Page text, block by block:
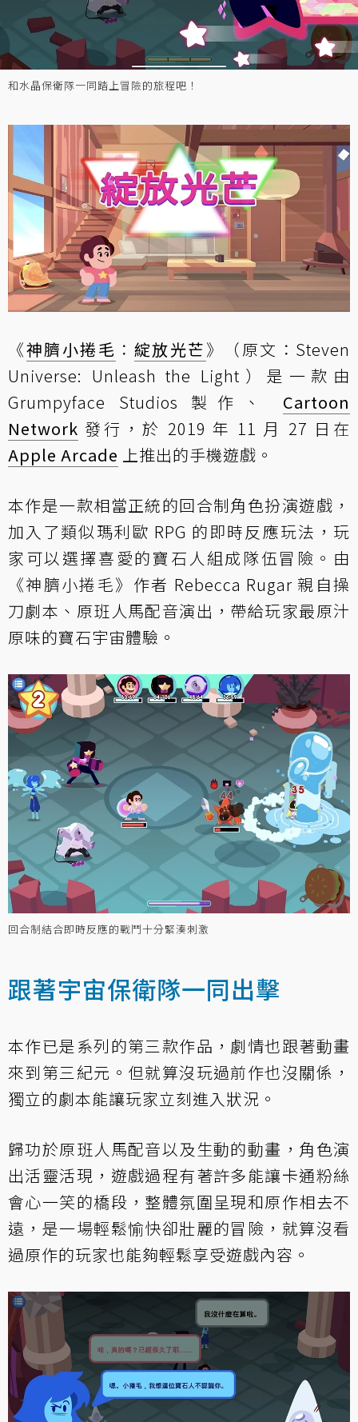
和水晶保衛隊一同踏上冒險的旅程吧！
《神臍小捲毛 ： 綻放光芒》（原文：Steven
Universe: Unleash the Light）是一款由
Grumpyface Studios 製作、 Cartoon
Network 發行，於 2019 年 11 月 27 日在
Apple Arcade 上推出的手機遊戲。
本作是一款相當正統的回合制角色扮演遊戲，
加入了類似瑪利歐 RPG 的即時反應玩法，玩
家可以選擇喜愛的寶石人組成隊伍冒險。由
《神臍小捲毛》作者 Rebecca Rugar 親自操
刀劇本、原班人馬配音演出，帶給玩家最原汁
原味的寶石宇宙體驗。
回合制結合即時反應的戰鬥十分緊湊刺激
跟著宇宙保衛隊一同出擊
本作已是系列的第三款作品，劇情也跟著動畫
來到第三紀元。但就算沒玩過前作也沒關係，
獨立的劇本能讓玩家立刻進入狀況。
歸功於原班人馬配音以及生動的動畫，角色演
出活靈活現，遊戲過程有著許多能讓卡通粉絲
會心一笑的橋段，整體氛圍呈現和原作相去不
遠，是一場輕鬆愉快卻壯麗的冒險，就算沒看
過原作的玩家也能夠輕鬆享受遊戲內容。